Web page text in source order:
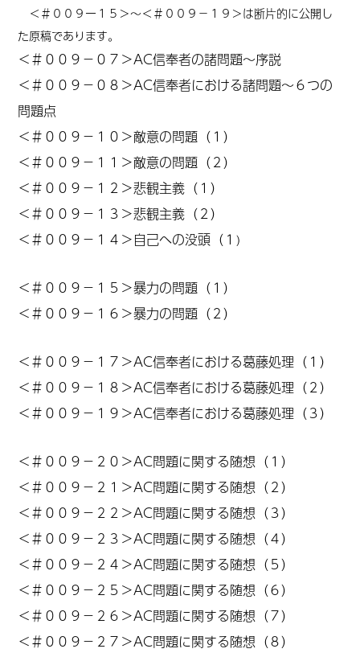
＜＃００９ー１５＞～＜＃００９－１９＞は断片的に公開し
た原稿であります。
＜＃ ００９－０７ ＞AC信奉者の諸問題～序説
＜＃００９－０８ ＞AC信奉者における諸問題～６つの
問題点
＜＃００９－１０ ＞敵意の問題（１）
＜＃００９－１１ ＞敵意の問題（２）
＜＃００９－１２ ＞悲観主義（１）
＜＃００９－１３ ＞悲観主義（２）
＜＃００９－１４ ＞自己への没頭（１）
＜＃００９－１５＞暴力の問題（１）
＜＃００９－１６ ＞暴力の問題（２）
＜＃００９－１７ ＞AC信奉者における葛藤処理 （１）
＜＃００９－１８ ＞AC信奉者における葛藤処理（２）
＜＃００９－１９ ＞AC信奉者における葛藤処理 （３）
＜＃００９－２０ ＞AC問題に関する随想（１）
＜＃００９－２１ ＞AC問題に関する随想（２）
＜＃００９－２２ ＞AC問題に関する随想（３）
＜＃００９－２３ ＞AC問題に関する随想（４）
＜＃００９－２４ ＞AC問題に関する随想（５）
＜＃００９－２５ ＞AC問題に関する随想（６）
＜＃００９－２６ ＞AC問題に関する随想（７）
＜＃００９－２７ ＞AC問題に関する随想（８）